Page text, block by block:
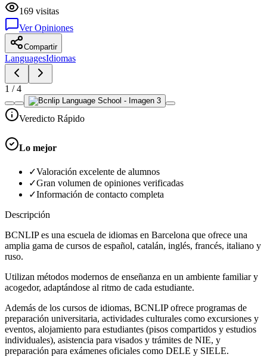
169 visitas
Ver Opiniones
Compartir
LanguagesIdiomas
1 /4
Veredicto Rápido
Lo mejor
✓Valoración excelente de alumnos
✓Gran volumen de opiniones verificadas
✓Información de contacto completa
Descripción
BCNLIP es una escuela de idiomas en Barcelona que ofrece una
amplia gama de cursos de español, catalán, inglés, francés, italiano y
ruso.
Utilizan métodos modernos de enseñanza en un ambiente familiar y
acogedor, adaptándose al ritmo de cada estudiante.
Además de los cursos de idiomas, BCNLIP ofrece programas de
preparación universitaria, actividades culturales como excursiones y
eventos, alojamiento para estudiantes (pisos compartidos y estudios
individuales), asistencia para visados y trámites de NIE, y
preparación para exámenes oficiales como DELE y SIELE.